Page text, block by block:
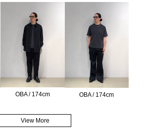
OBA / 174cm OBA / 174cm
View More